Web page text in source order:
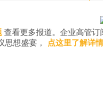
查看更多报道。企业高管订
思想盛宴，
点这里了解详情